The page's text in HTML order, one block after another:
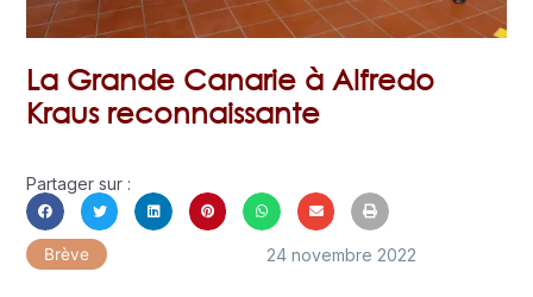
La Grande Canarie à Alfredo
Kraus reconnaissante
Partager sur :
Brève 24 novembre 2022